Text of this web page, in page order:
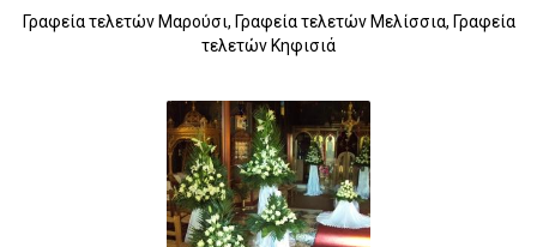
Γραφεία τελετών Μαρούσι, Γραφεία τελετών Μελίσσια, Γραφεία
τελετών Κηφισιά